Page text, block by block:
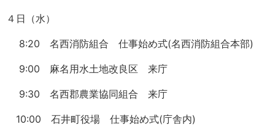
４日（水）
8:20 名西消防組合 仕事始め式(名西消防組合本部)
9:00 麻名用水土地改良区 来庁
9:30 名西郡農業協同組合 来庁
10:00 石井町役場 仕事始め式(庁舎内)